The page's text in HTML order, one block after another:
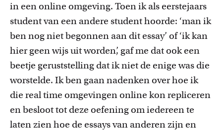
in een online omgeving. Toen ik als eerstejaars
studentvan een andere student hoorde: ‘man ik
ben nog niet begonnen aan dit essay’ of‘ik kan
hier geen wijs uit worden, gaf me dat ook een
beetje geruststelling dat ik niet de enige was die
worstelde. Ikben gaan nadenken over hoe ik
die real time omgevingen online kon repliceren
en besloot tot deze oefening om iedereen te
laten zien hoe de essays van anderen zijn en